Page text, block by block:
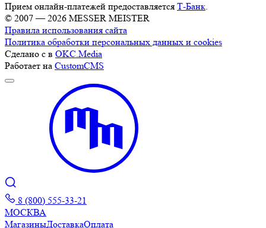
Прием онлайн-платежей предоставляется Т-Банк.
© 2007 — 2026 MESSER MEISTER
Правила использования сайта
Политика обработки персональных данных и cookies
Сделано с в OKC.Media
Работает на CustomCMS
8 (800) 555-33-21
МОСКВА
МагазиныДоставкаОплата